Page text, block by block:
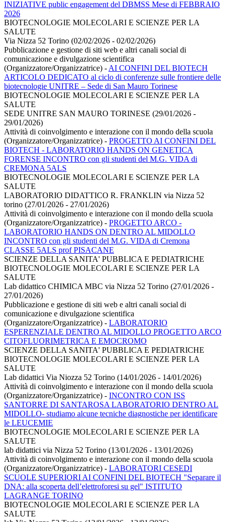
INIZIATIVE public engagement del DBMSS Mese di FEBBRAIO
2026
BIOTECNOLOGIE MOLECOLARI E SCIENZE PER LA
SALUTE
Via Nizza 52 Torino (02/02/2026 - 02/02/2026)
Pubblicazione e gestione di siti web e altri canali social di
comunicazione e divulgazione scientifica
(Organizzatore/Organizzatrice) - AI CONFINI DEL BIOTECH
ARTICOLO DEDICATO al ciclo di conferenze sulle frontiere delle
biotecnologie UNITRE – Sede di San Mauro Torinese
BIOTECNOLOGIE MOLECOLARI E SCIENZE PER LA
SALUTE
SEDE UNITRE SAN MAURO TORINESE (29/01/2026 -
29/01/2026)
Attività di coinvolgimento e interazione con il mondo della scuola
(Organizzatore/Organizzatrice) - PROGETTO AI CONFINI DEL
BIOTECH - LABORATORIO HANDS ON GENETICA
FORENSE INCONTRO con gli studenti del M.G. VIDA di
CREMONA 5ALS
BIOTECNOLOGIE MOLECOLARI E SCIENZE PER LA
SALUTE
LABORATORIO DIDATTICO R. FRANKLIN via Nizza 52
torino (27/01/2026 - 27/01/2026)
Attività di coinvolgimento e interazione con il mondo della scuola
(Organizzatore/Organizzatrice) - PROGETTO ARCO -
LABORATORIO HANDS ON DENTRO AL MIDOLLO
INCONTRO con gli studenti del M.G. VIDA di Cremona
CLASSE 5ALS prof PISACANE
SCIENZE DELLA SANITA' PUBBLICA E PEDIATRICHE
BIOTECNOLOGIE MOLECOLARI E SCIENZE PER LA
SALUTE
Lab didattico CHIMICA MBC via Nizza 52 Torino (27/01/2026 -
27/01/2026)
Pubblicazione e gestione di siti web e altri canali social di
comunicazione e divulgazione scientifica
(Organizzatore/Organizzatrice) - LABORATORIO
ESPERENZIALE DENTRO AL MIDOLLO PROGETTO ARCO
CITOFLUORIMETRICA E EMOCROMO
SCIENZE DELLA SANITA' PUBBLICA E PEDIATRICHE
BIOTECNOLOGIE MOLECOLARI E SCIENZE PER LA
SALUTE
Lab didattici Via Niozza 52 Torino (14/01/2026 - 14/01/2026)
Attività di coinvolgimento e interazione con il mondo della scuola
(Organizzatore/Organizzatrice) - INCONTRO CON ISS
SANTORRE DI SANTAROSA LABORATORIO DENTRO AL
MIDOLLO- studiamo alcune tecniche diagnostiche per identificare
le LEUCEMIE
BIOTECNOLOGIE MOLECOLARI E SCIENZE PER LA
SALUTE
lab didattici via Nizza 52 Torino (13/01/2026 - 13/01/2026)
Attività di coinvolgimento e interazione con il mondo della scuola
(Organizzatore/Organizzatrice) - LABORATORI CESEDI
SCUOLE SUPERIORI AI CONFINI DEL BIOTECH "Separare il
DNA: alla scoperta dell’elettroforesi su gel" ISTITUTO
LAGRANGE TORINO
BIOTECNOLOGIE MOLECOLARI E SCIENZE PER LA
SALUTE